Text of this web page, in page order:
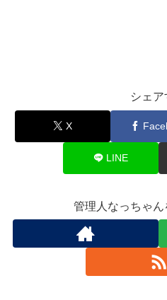
シェア
X
LINE
管理人なっちゃ